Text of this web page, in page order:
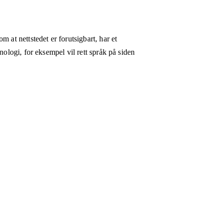
at nettstedet er forutsigbart, har et
for eksempel vil rett språk på siden